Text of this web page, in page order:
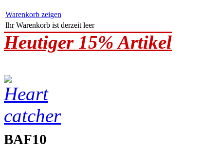
Warenkorb zeigen
Ihr Warenkorb ist derzeit leer
Heutiger 15% Artikel
BAF10